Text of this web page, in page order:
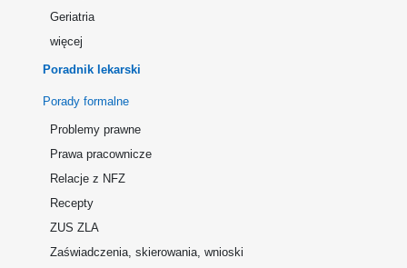
Geriatria
więcej
Poradnik lekarski
Porady formalne
Problemy prawne
Prawa pracownicze
Relacje z NFZ
Recepty
ZUS ZLA
Zaświadczenia, skierowania, wnioski